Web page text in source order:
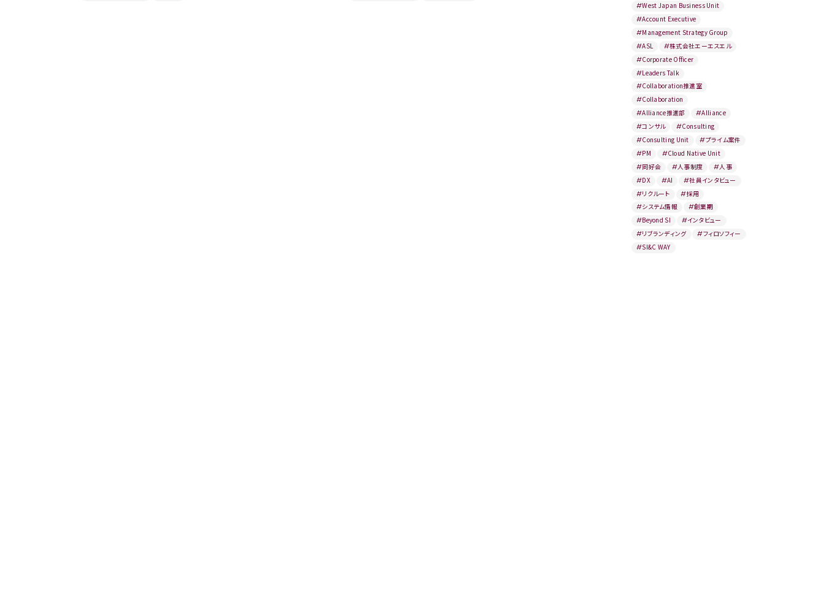
#West Japan Business Unit
#Account Executive
#Management Strategy Group
#ASL #株式会社エーエスエル
#Corporate Officer
#Leaders Talk
#Collaboration推進室
#Collaboration
#Alliance推進部 #Alliance
#コンサル #Consulting
#Consulting Unit #プライム案件
#PM #Cloud Native Unit
#同好会 #人事制度 #人事
#DX #AI #社員インタビュー
#リクルート #採用
#システム情報 #創業期
#Beyond SI #インタビュー
#リブランディング #フィロソフィー
#SI&C WAY